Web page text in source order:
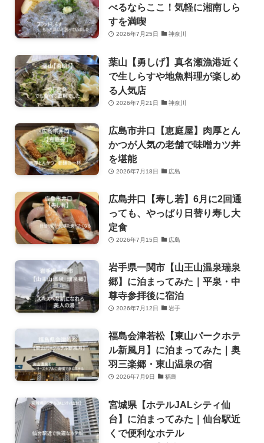
べるならここ！気軽に湘南しら
すを満喫
2026年7月25日 神奈川
葉山【勇しげ】真名瀬漁港近く
で生しらすや地魚料理が楽しめ
る人気店
2026年7月21日 神奈川
広島市井口【恵庭屋】肉厚とん
かつが人気の老舗で味噌カツ丼
を堪能
2026年7月18日 広島
広島井口【寿し若】6月に2回通
っても、やっぱり日替り寿し大
定食
2026年7月15日 広島
岩手県一関市【山王山温泉瑞泉
郷】に泊まってみた｜平泉・中
尊寺参拝後に宿泊
2026年7月12日 岩手
福島会津若松【東山パークホテ
ル新風月】に泊まってみた｜奥
羽三楽郷・東山温泉の宿
2026年7月9日 福島
宮城県【ホテルJALシティ仙
台】に泊まってみた｜仙台駅近
くで便利なホテル